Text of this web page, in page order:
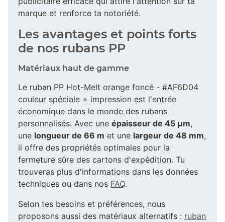
marque et renforce ta notoriété.
Les avantages et points forts
de nos rubans PP
Matériaux haut de gamme
Le ruban PP Hot-Melt orange foncé - #AF6D04
couleur spéciale + impression est l'entrée
économique dans le monde des rubans
personnalisés. Avec une épaisseur de 45 µm,
une longueur de 66 m et une largeur de 48 mm,
il offre des propriétés optimales pour la
fermeture sûre des cartons d'expédition. Tu
trouveras plus d'informations dans les données
techniques ou dans nos FAQ.
Selon tes besoins et préférences, nous
proposons aussi des matériaux alternatifs : ruban